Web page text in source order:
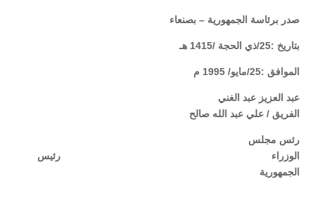
صدر برئاسة الجمهورية – بصنعاء
بتاريخ :25/ذي الحجة /1415 هـ
الموافق :25/مايو/ 1995 م
عبد العزيز عبد الغني
الفريق / علي عبد الله صالح
رئس مجلس
الوزراء رئيس
الجمهورية